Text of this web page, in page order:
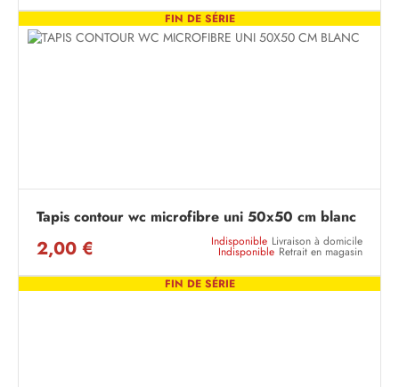
FIN DE SÉRIE
Tapis contour wc microfibre uni 50x50 cm blanc
2,00 € Indisponible Livraison à domicile
Indisponible Retrait en magasin
FIN DE SÉRIE